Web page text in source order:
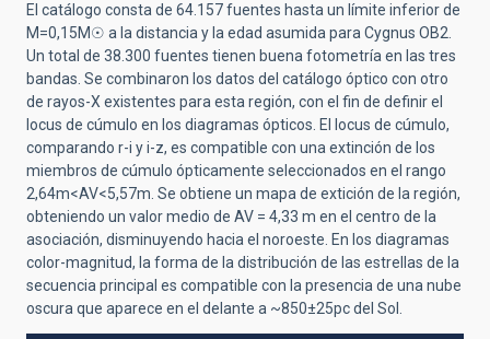
El catálogo consta de 64.157 fuentes hasta un límite inferior de
M=0,15M☉ a la distancia y la edad asumida para Cygnus OB2.
Un total de 38.300 fuentes tienen buena fotometría en las tres
bandas. Se combinaron los datos del catálogo óptico con otro
de rayos-X existentes para esta región, con el fin de definir el
locus de cúmulo en los diagramas ópticos. El locus de cúmulo,
comparando r-i y i-z, es compatible con una extinción de los
miembros de cúmulo ópticamente seleccionados en el rango
2,64m<AV<5,57m. Se obtiene un mapa de extición de la región,
obteniendo un valor medio de AV = 4,33 m en el centro de la
asociación, disminuyendo hacia el noroeste. En los diagramas
color-magnitud, la forma de la distribución de las estrellas de la
secuencia principal es compatible con la presencia de una nube
oscura que aparece en el delante a ~850±25pc del Sol.